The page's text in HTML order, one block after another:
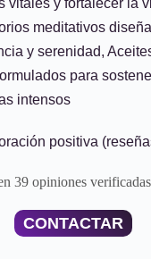
vitales y fortalecer la
meditativos
y serenidad,
para
intensos
positiva
39 opiniones
CONTACTAR